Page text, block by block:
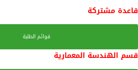
قاعدة مشتركة
قوائم الطلبة
قسم الهندسة المعمارية